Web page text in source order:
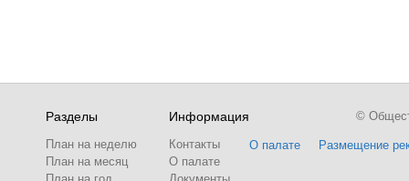
Разделы
План на неделю
План на месяц
Информация
Контакты
О палате
О палате Размещение
©